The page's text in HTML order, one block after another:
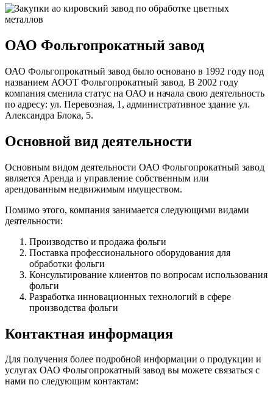
ОАО Фольгопрокатный завод
ОАО Фольгопрокатный завод было основано в 1992 году под
названием АООТ Фольгопрокатный завод. В 2002 году
компания сменила статус на ОАО и начала свою деятельность
по адресу: ул. Перевозная, 1, административное здание ул.
Александра Блока, 5.
Основной вид деятельности
Основным видом деятельности ОАО Фольгопрокатный завод
является Аренда и управление собственным или
арендованным недвижимым имуществом.
Помимо этого, компания занимается следующими видами
деятельности:
Производство и продажа фольги
Поставка профессионального оборудования для
обработки фольги
Консультирование клиентов по вопросам использования
фольги
Разработка инновационных технологий в сфере
производства фольги
Контактная информация
Для получения более подробной информации о продукции и
услугах ОАО Фольгопрокатный завод вы можете связаться с
нами по следующим контактам: